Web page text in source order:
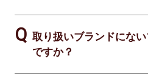
取り扱いブランドにな
ですか？